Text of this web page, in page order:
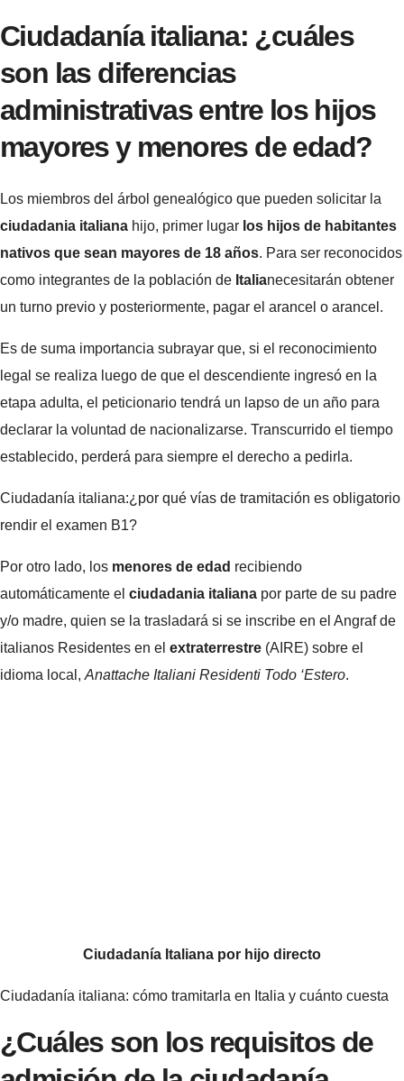
Ciudadanía italiana: ¿cuáles
son las diferencias
administrativas entre los hijos
mayores y menores de edad?
Los miembros del árbol genealógico que pueden solicitar la
ciudadania italiana hijo, primer lugar los hijos de habitantes
nativos que sean mayores de 18 años. Para ser reconocidos
como integrantes de la población de Italianecesitarán obtener
un turno previo y posteriormente, pagar el arancel o arancel.
Es de suma importancia subrayar que, si el reconocimiento
legal se realiza luego de que el descendiente ingresó en la
etapa adulta, el peticionario tendrá un lapso de un año para
declarar la voluntad de nacionalizarse. Transcurrido el tiempo
establecido, perderá para siempre el derecho a pedirla.
Ciudadanía italiana:¿por qué vías de tramitación es obligatorio
rendir el examen B1?
Por otro lado, los menores de edad recibiendo
automáticamente el ciudadania italiana por parte de su padre
y/o madre, quien se la trasladará si se inscribe en el Angraf de
italianos Residentes en el extraterrestre (AIRE) sobre el
idioma local, Anattache Italiani Residenti Todo ‘Estero.
Ciudadanía Italiana por hijo directo
Ciudadanía italiana: cómo tramitarla en Italia y cuánto cuesta
¿Cuáles son los requisitos de